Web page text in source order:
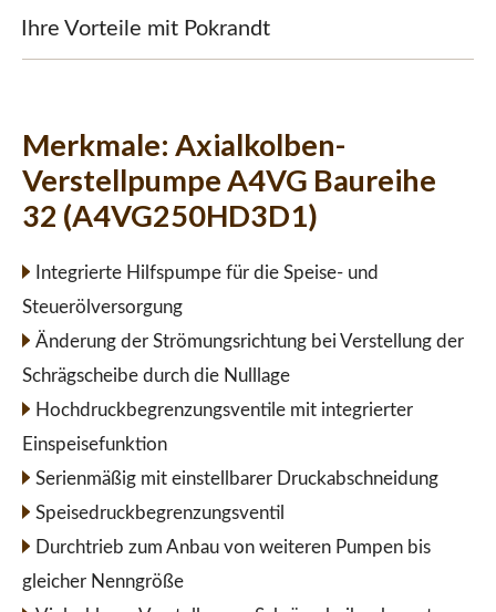
Ihre Vorteile mit Pokrandt
Merkmale: Axialkolben-
Verstellpumpe A4VG Baureihe
32 (A4VG250HD3D1)
Integrierte Hilfspumpe für die Speise- und
Steuerölversorgung
Änderung der Strömungsrichtung bei Verstellung der
Schrägscheibe durch die Nulllage
Hochdruckbegrenzungsventile mit integrierter
Einspeisefunktion
Serienmäßig mit einstellbarer Druckabschneidung
Speisedruckbegrenzungsventil
Durchtrieb zum Anbau von weiteren Pumpen bis
gleicher Nenngröße